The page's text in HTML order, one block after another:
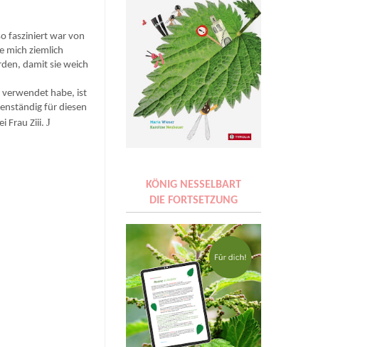
fasziniert war von
mich ziemlich
damit sie weich
verwendet habe, ist
für diesen
Frau Ziii.J
KÖNIG NESSELBART
DIE FORTSETZUNG